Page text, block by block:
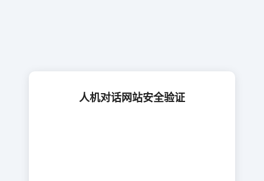
人机对话网站安全验证